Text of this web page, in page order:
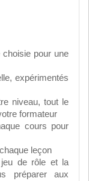
choisie pour une
expérimentés
niveau, tout le
formateur
cours pour
leçon
jeu de rôle et la
préparer aux